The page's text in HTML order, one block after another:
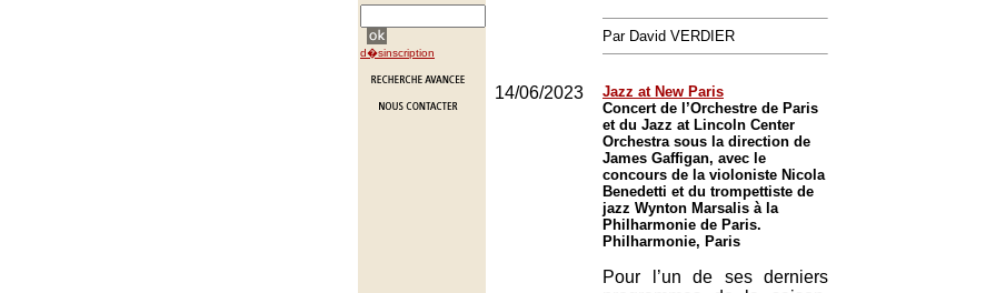
d�sinscription
Par David VERDIER
14/06/2023
Jazz at New Paris
Concert de l’Orchestre de Paris
et du Jazz at Lincoln Center
Orchestra sous la direction de
James Gaffigan, avec le
concours de la violoniste Nicola
Benedetti et du trompettiste de
jazz Wynton Marsalis à la
Philharmonie de Paris.
Philharmonie, Paris
Pour l’un de ses derniers